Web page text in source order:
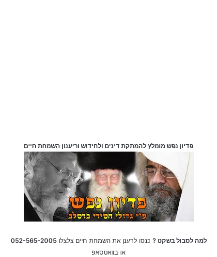
פדיון נפש מומלץ להמתקת דינים ולחידוש וריענון השמחת חיים
למה לסבול בשקט ? כנסו לרענן את השמחת חיים צלצלו052-565-2005
או בוואטסאפ